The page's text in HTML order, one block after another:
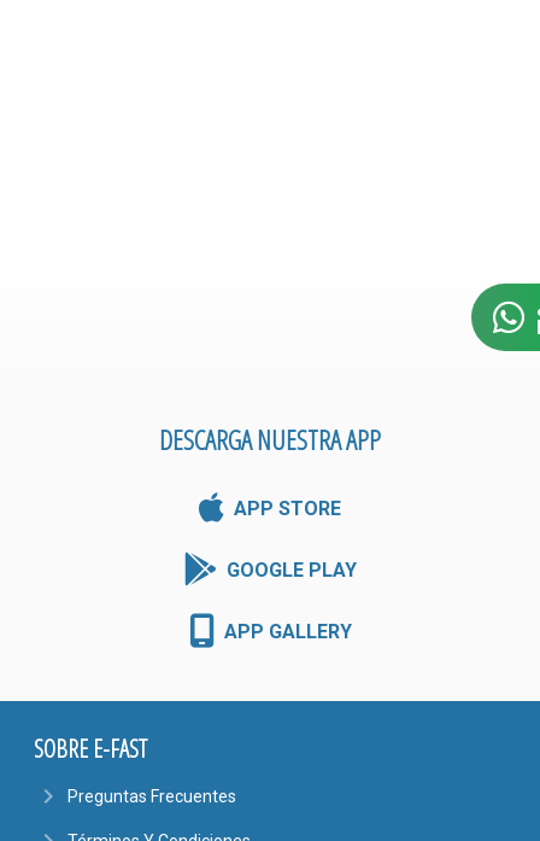
DESCARGA NUESTRA APP
APP STORE
GOOGLE PLAY
APP GALLERY
SOBRE E-FAST
navigate_next Preguntas Frecuentes